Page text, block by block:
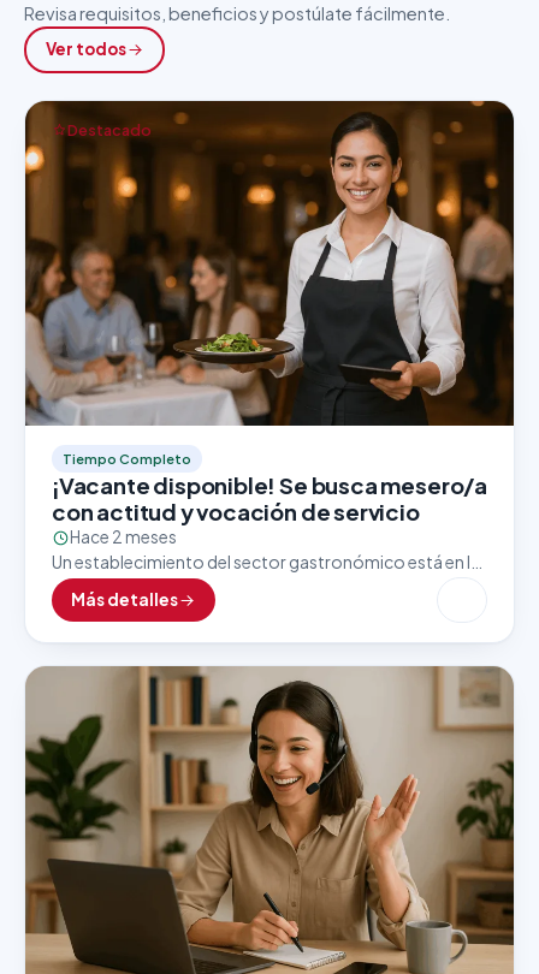
Revisa requisitos, beneficios y postúlate fácilmente.
Ver todos
Destacado
Tiempo Completo
¡Vacante disponible! Se busca mesero/a
con actitud y vocación de servicio
Hace 2 meses
Un establecimiento del sector gastronómico está en la
búsqueda activa de un/a mesero/a con excelente
presentación, trato amable y enfoque al cliente. Esta
vacante…
Más detalles